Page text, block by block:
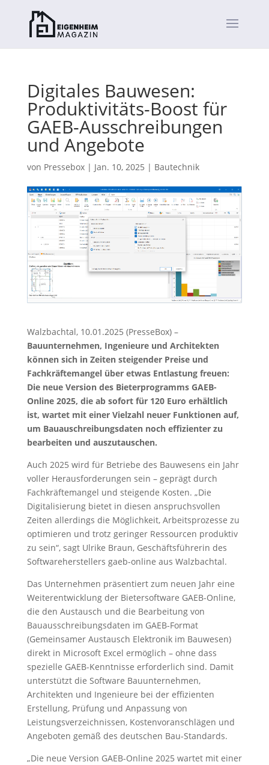
Digitales Bauwesen:
Produktivitäts-Boost für
GAEB-Ausschreibungen
und Angebote
von Pressebox| Jan. 10, 2025 | Bautechnik
Walzbachtal, 10.01.2025 (PresseBox) –
Bauunternehmen, Ingenieure und Architekten
können sich in Zeiten steigender Preise und
Fachkräftemangel über etwas Entlastung freuen:
Die neue Version des Bieterprogramms GAEB-
Online 2025, die ab sofort für 120 Euro erhältlich
ist, wartet mit einer Vielzahl neuer Funktionen auf,
um Bauauschreibungsdaten noch effizienter zu
bearbeiten und auszutauschen.
Auch 2025 wird für Betriebe des Bauwesens ein Jahr
voller Herausforderungen sein – geprägt durch
Fachkräftemangel und steigende Kosten. „Die
Digitalisierung bietet in diesen anspruchsvollen
Zeiten allerdings die Möglichkeit, Arbeitsprozesse zu
optimieren und trotz geringer Ressourcen produktiv
zu sein“, sagt Ulrike Braun, Geschäftsführerin des
Softwareherstellers gaeb-online aus Walzbachtal.
Das Unternehmen präsentiert zum neuen Jahr eine
Weiterentwicklung der Bietersoftware GAEB-Online,
die den Austausch und die Bearbeitung von
Bauausschreibungsdaten im GAEB-Format
(Gemeinsamer Austausch Elektronik im Bauwesen)
direkt in Microsoft Excel ermöglich – ohne dass
spezielle GAEB-Kenntnisse erforderlich sind. Damit
unterstützt die Software Bauunternehmen,
Architekten und Ingenieure bei der effizienten
Erstellung, Prüfung und Anpassung von
Leistungsverzeichnissen, Kostenvoranschlägen und
Angeboten gemäß des deutschen Bau-Standards.
„Die neue Version GAEB-Online 2025 wartet mit einer